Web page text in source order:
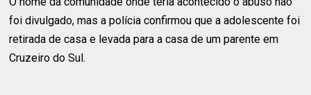
foi divulgado, mas a polícia confirmou que a adolescente foi
retirada de casa e levada para a casa de um parente em
Cruzeiro do Sul.